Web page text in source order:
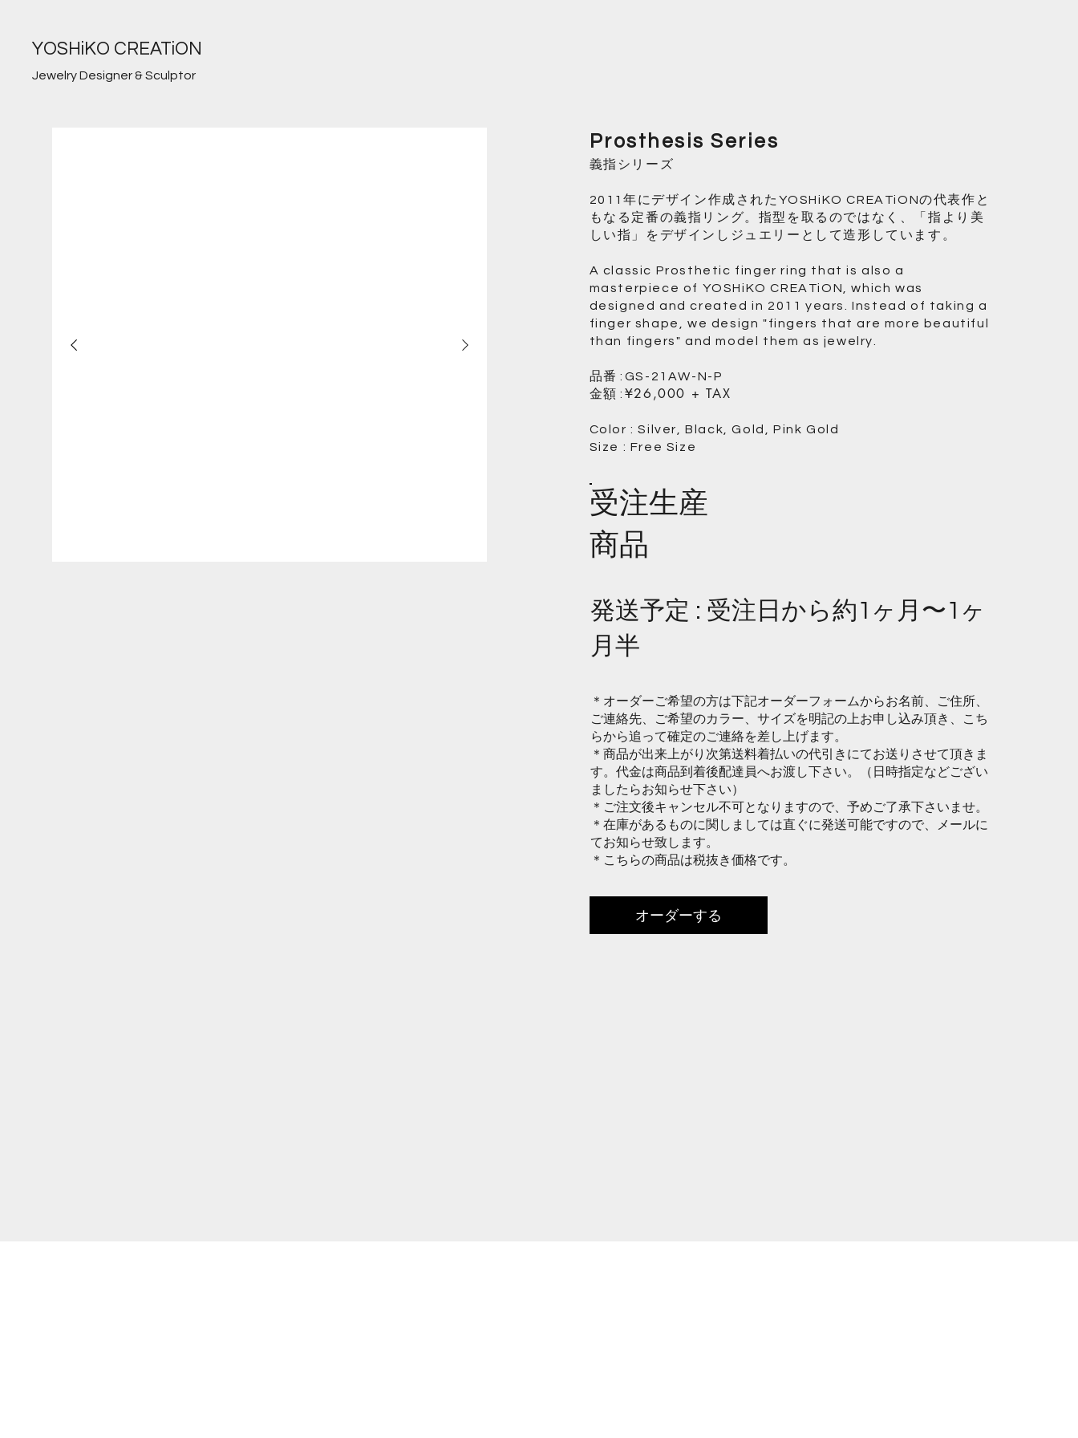
YOSHiKO CREATiON
Jewelry Designer & Sculptor
Prosthesis Series
義指シリーズ
2011年にデザイン作成されたYOSHiKO CREATiONの代表作と
もなる定番の義指リング。指型を取るのではなく、「指より美
しい指」をデザインしジュエリーとして造形しています。
A classic Prosthetic finger ring that is also a
masterpiece of YOSHiKO CREATiON, which was
designed and created in 2011 years. Instead of taking a
finger shape, we design "fingers that are more beautiful
than fingers" and model them as jewelry.
品番 : GS-21AW-N-P
金額 : ¥26,000 + TAX
Color : Silver, Black, Gold, Pink Gold
Size : Free Size
受注生産
商品
発送予定 : 受注日から約1ヶ月〜1ヶ
月半
＊オーダーご希望の方は下記オーダーフォームからお名前、ご住所、
ご連絡先、ご希望のカラー、サイズを明記の上お申し込み頂き、こち
らから追って確定のご連絡を差し上げます。
＊商品が出来上がり次第送料着払いの代引きにてお送りさせて頂きま
す。代金は商品到着後配達員へお渡し下さい。（日時指定などござい
ましたらお知らせ下さい）
＊ご注文後キャンセル不可となりますので、予めご了承下さいませ。
＊在庫があるものに関しましては直ぐに発送可能ですので、メールに
てお知らせ致します。
​＊こちらの商品は税抜き価格です。
オーダーする